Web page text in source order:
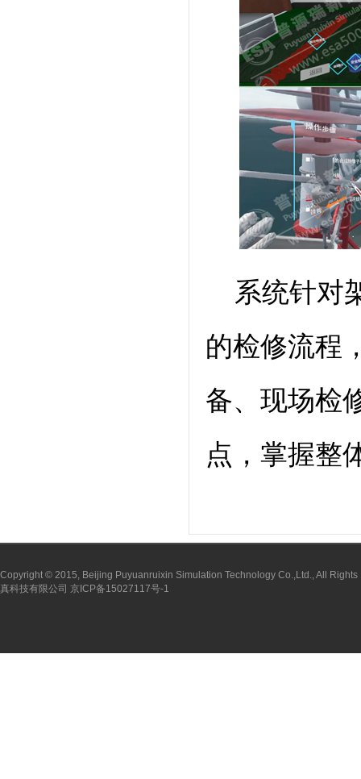
系统针对
的检修流程
备、现场检
点，掌握整
Copyright © 2015, Beijing Puyuanruixin Simulation Technology Co.,Ltd., All Rights
真科技有限公司 京ICP备15027117号-1